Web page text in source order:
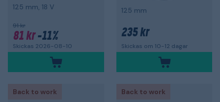
125 mm, 18 V
91 kr
81 kr-11%
Skickas 2026-08-10
125 mm
235 kr
Skickas om 10-12 dagar
Back to work
Back to work